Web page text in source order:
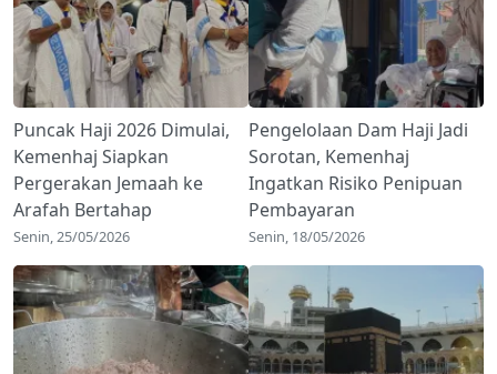
Puncak Haji 2026 Dimulai,
Kemenhaj Siapkan
Pergerakan Jemaah ke
Arafah Bertahap
Senin, 25/05/2026
Pengelolaan Dam Haji Jadi
Sorotan, Kemenhaj
Ingatkan Risiko Penipuan
Pembayaran
Senin, 18/05/2026